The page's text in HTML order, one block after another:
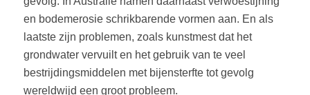
en bodemerosie schrikbarende vormen aan. En als
laatste zijn problemen, zoals kunstmest dat het
grondwater vervuilt en het gebruik van te veel
bestrijdingsmiddelen met bijensterfte tot gevolg
wereldwijd een groot probleem.